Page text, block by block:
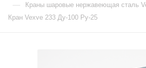
— Краны шаровые нержавеющая сталь
Кран Vexve 233 Ду-100 Ру-25